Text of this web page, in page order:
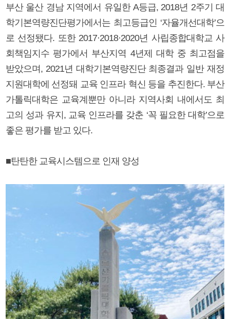
부산 울산 경남 지역에서 유일한 A등급, 2018년 2주기 대
학기본역량진단평가에서는 최고등급인 ‘자율개선대학’으
로 선정됐다. 또한 2017·2018·2020년 사립종합대학교 사
회책임지수 평가에서 부산지역 4년제 대학 중 최고점을
받았으며, 2021년 대학기본역량진단 최종결과 일반 재정
지원대학에 선정돼 교육 인프라 혁신 등을 추진한다. 부산
가톨릭대학은 교육계뿐만 아니라 지역사회 내에서도 최
고의 성과 유지, 교육 인프라를 갖춘 ‘꼭 필요한 대학’으로
좋은 평가를 받고 있다.
■탄탄한 교육시스템으로 인재 양성